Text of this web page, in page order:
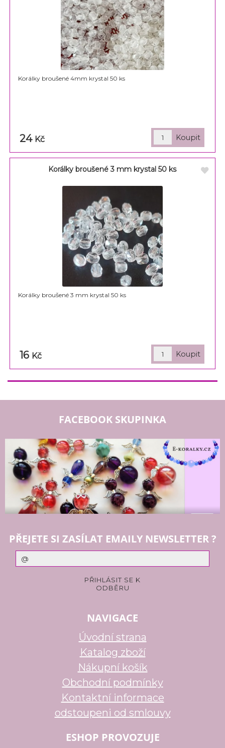
Korálky broušené 4mm krystal 50 ks
24 Kč
Korálky broušené 3 mm krystal 50 ks
Korálky broušené 3 mm krystal 50 ks
16 Kč
FACEBOOK SKUPINKA
PŘEJETE SI ZASÍLAT EMAILY NEWSLETTER ?
NAVIGACE
Úvodní strana
Katalog zboží
Nákupní košík
Obchodní podmínky
Kontaktní informace
odstoupeni od smlouvy
ESHOP PROVOZUJE